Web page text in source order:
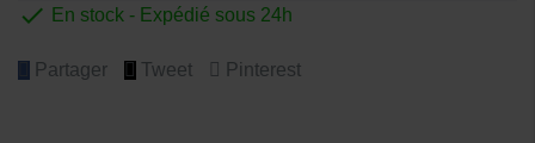
 En stock - Expédié sous 24h
Partager Tweet Pinterest